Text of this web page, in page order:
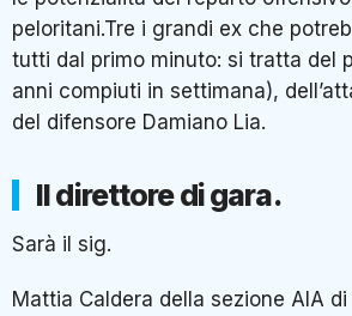
peloritani.Tre i grandi ex che
tutti dal primo minuto: si tratta del
anni compiuti in settimana),
del difensore Damiano Lia.
Il direttore di gara.
Sarà il sig.
Mattia Caldera della sezione AIA